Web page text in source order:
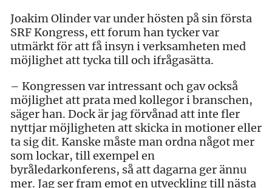
Joakim Olinder var under hösten på sin första
SRF Kongress, ett forum han tycker var
utmärkt för att få insyn i verksamheten med
möjlighet att tycka till och ifrågasätta.
– Kongressen var intressant och gav också
möjlighet att prata med kollegor i branschen,
säger han. Dock är jag förvånad att inte fler
nyttjar möjligheten att skicka in motioner eller
ta sig dit. Kanske måste man ordna något mer
som lockar, till exempel en
byråledarkonferens, så att dagarna ger ännu
mer. Jag ser fram emot en utveckling till nästa